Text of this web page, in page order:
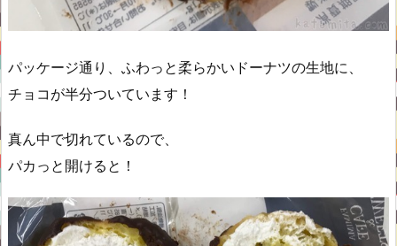
パッケージ通り、ふわっと柔らかいドーナツの生地に、
チョコが半分ついています！
真ん中で切れているので、
パカっと開けると！